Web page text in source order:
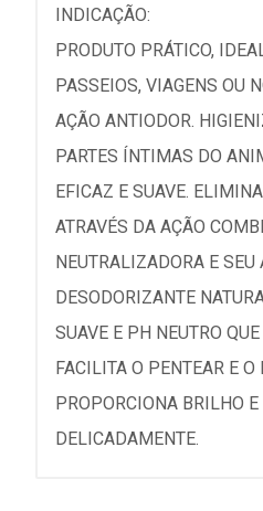
INDICAÇÃO:
PRODUTO PRÁTICO,
PASSEIOS, VIAGENS OU
AÇÃO ANTIODOR.
PARTES ÍNTIMAS DO
EFICAZ E SUAVE.
ATRAVÉS DA AÇÃO
NEUTRALIZADORA E SEU
DESODORIZANTE
SUAVE E PH NEUTRO
FACILITA O PENTEAR E O
PROPORCIONA BRILHO
DELICADAMENTE.